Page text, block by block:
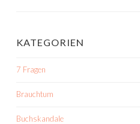
KATEGORIEN
7 Fragen
Brauchtum
Buchskandale